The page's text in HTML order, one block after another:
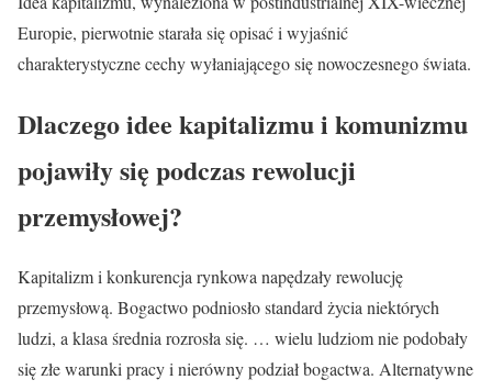
Europie, pierwotnie starała się opisać i wyjaśnić
charakterystyczne cechy wyłaniającego się nowoczesnego świata.
Dlaczego idee kapitalizmu i komunizmu
pojawiły się podczas rewolucji
przemysłowej?
Kapitalizm i konkurencja rynkowa napędzały rewolucję
przemysłową. Bogactwo podniosło standard życia niektórych
ludzi, a klasa średnia rozrosła się. … wielu ludziom nie podobały
się złe warunki pracy i nierówny podział bogactwa. Alternatywne